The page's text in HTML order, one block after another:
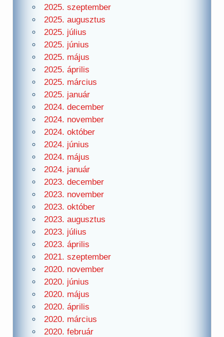
2025. szeptember
2025. augusztus
2025. július
2025. június
2025. május
2025. április
2025. március
2025. január
2024. december
2024. november
2024. október
2024. június
2024. május
2024. január
2023. december
2023. november
2023. október
2023. augusztus
2023. július
2023. április
2021. szeptember
2020. november
2020. június
2020. május
2020. április
2020. március
2020. február